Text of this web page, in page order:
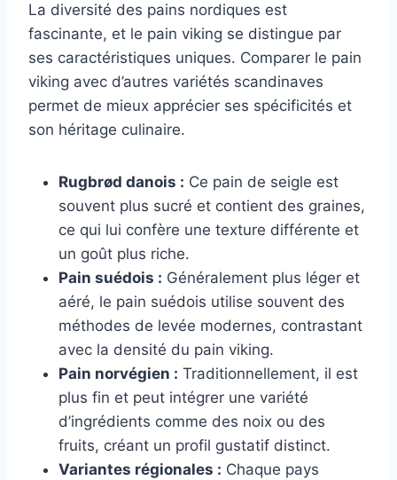
La diversité des pains nordiques est
fascinante, et le pain viking se distingue par
ses caractéristiques uniques. Comparer le pain
viking avec d’autres variétés scandinaves
permet de mieux apprécier ses spécificités et
son héritage culinaire.
Rugbrød danois : Ce pain de seigle est
souvent plus sucré et contient des graines,
ce qui lui confère une texture différente et
un goût plus riche.
Pain suédois : Généralement plus léger et
aéré, le pain suédois utilise souvent des
méthodes de levée modernes, contrastant
avec la densité du pain viking.
Pain norvégien : Traditionnellement, il est
plus fin et peut intégrer une variété
d’ingrédients comme des noix ou des
fruits, créant un profil gustatif distinct.
Variantes régionales : Chaque pays